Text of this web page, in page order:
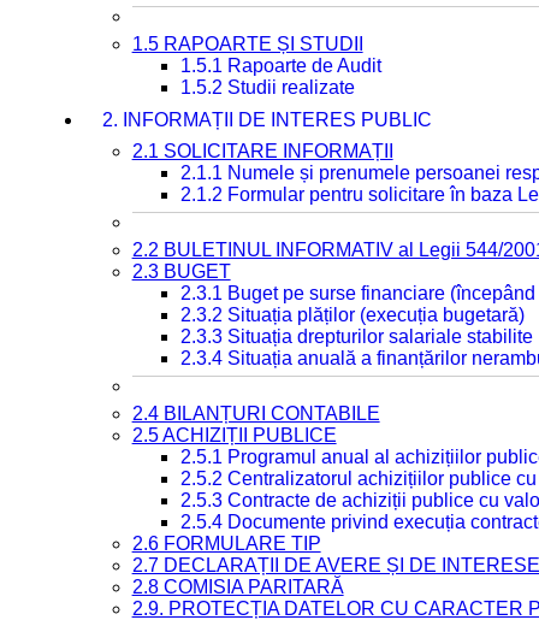
1.5 RAPOARTE ȘI STUDII
1.5.1 Rapoarte de Audit
1.5.2 Studii realizate
2. INFORMAȚII DE INTERES PUBLIC
2.1 SOLICITARE INFORMAȚII
2.1.1 Numele și prenumele persoanei
2.1.2 Formular pentru solicitare în baza
2.2 BULETINUL INFORMATIV al Legii 544/
2.3 BUGET
2.3.1 Buget pe surse financiare
2.3.2 Situația plăților (execuția bugetară)
2.3.3 Situația drepturilor salariale
2.3.4 Situația anuală a finanțărilor
2.4 BILANȚURI CONTABILE
2.5 ACHIZIȚII PUBLICE
2.5.1 Programul anual al achizițiilor
2.5.2 Centralizatorul achizițiilor publice
2.5.3 Contracte de achiziții publice cu
2.5.4 Documente privind execuția
2.6 FORMULARE TIP
2.7 DECLARAȚII DE AVERE ȘI DE INTERESE
2.8 COMISIA PARITARĂ
2.9. PROTECȚIA DATELOR CU CARACTER